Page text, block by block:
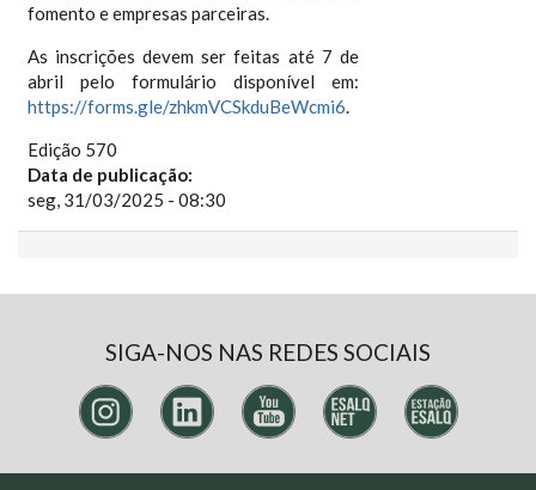
fomento e empresas parceiras.
As inscrições devem ser feitas até 7 de
abril pelo formulário disponível em:
https://forms.gle/zhkmVCSkduBeWcmi6.
Edição 570
Data de publicação:
seg, 31/03/2025 - 08:30
SIGA-NOS NAS REDES SOCIAIS